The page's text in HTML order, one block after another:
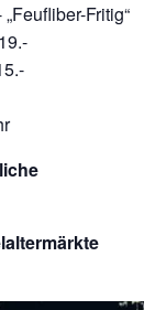
Fritig“